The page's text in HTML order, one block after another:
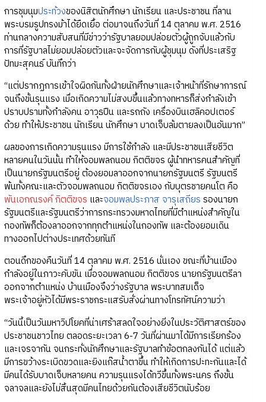
การชุมนุมประท้วงของนิสิตนักศึกษา นักเรียน และประชาชน ที่ลาน
พระบรมรูปทรงม้าได้ยืดเยื้อ ต่อมาจนถึงวันที่ 14 ตุลาคม พ.ศ. 2516
ท่านกลางความสับสนที่มีข่าวว่ารัฐบาลยอมปล่อยตัวผู้ถูกจับแล้วกับ
การที่รัฐบาลไม่ยอมปล่อยตัวและจะจัดการกับผู้ชุมนุม ดังที่ประเสริฐ
ปัทมะสุคนธ์ บันทึกว่า
“แต่ปรากฏการเข้าใจผิดกันทั้งฝ่ายนักศึกษาและเจ้าหน้าที่รักษาการณ์
จนถึงขั้นรุนแรง เมื่อเกิดความไม่สงบขึ้นแล้วทางทหารก็ส่งกำลังเข้า
ปราบปรามทั้งกำลังคน อาวุธปืน และรถถัง เครื่องบินเฮลิคอปเตอร์
ด้วย ทำให้ประชาชน นักเรียน นักศึกษา บาดเจ็บล้มตายลงเป็นอันมาก”
ผลของการเกิดความรุนแรง มีการใช้กำลัง และมีประชาชนเสียชีวิต
หลายคนในวันนั้น ทำให้จอมพลถนอม กิตติขจร ผู้นำทหารคนสำคัญที่
เป็นนายกรัฐมนตรีอยู่ ต้องยอมลาออกจากนายกรัฐมนตรี รัฐมนตรี
พ้นทั้งคณะและตัวจอมพลถนอม กิตติขจรเอง กับบุตรชายคนโต คือ
พันเอกณรงค์ กิตติขจร และจอมพลประภาส จารุเสถียร รองนายก
รัฐมนตรีและรัฐมนตรีว่าการกระทรวงมหาดไทยที่มีตำแหน่งสำคัญใน
กองทัพก็ต้องลาออกจากทุกตำแหน่งในกองทัพ และต้องยอมเดิน
ทางออกไปต่างประเทศด้วยทันที
ตอนดึกของคืนวันที่ 14 ตุลาคม พ.ศ. 2516 นั่นเอง ขณะที่บ้านเมือง
กำลังอยู่ในภาวะคับขัน เมื่อจอมพลถนอม กิตติขจร นายกรัฐมนตรีลา
ออกจากตำแหน่ง บ้านเมืองจึงว่างรัฐบาล พระบาทสมเด็จ
พระเจ้าอยู่หัวได้มีพระราชกระแสรับสั่งผ่านทางโทรทัศน์ความว่า
“วันนี้เป็นวันมหาวิปโยคที่น่าเศร้าสลดใจอย่างยิ่งในประวัติศาสตร์ของ
ประชาชนชาวไทย ตลอดระยะเวลา 6-7 วันที่ผ่านมาได้มีการเรียกร้อง
และเจรจากัน จนกระทั่งนักศึกษาและรัฐบาลทำข้อตกลงกันได้ แต่แล้ว
มีการขว้างระเบิดขวดและยิงแก๊สน้ำตาขึ้น ทำให้เกิดการปะทะกันและได้
มีคนได้รับบาดเจ็บหลายคน ความรุนแรงได้ทวีขึ้นทั้งพระนคร ถึงขั้น
จลาจลและยังไม่สิ้นสุดมีคนไทยด้วยกันต้องเสียชีวิตนับร้อย